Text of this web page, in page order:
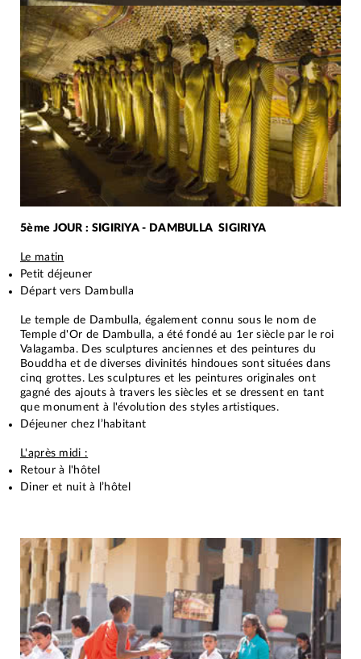
5ème JOUR : SIGIRIYA - DAMBULLA SIGIRIYA
Le matin
Petit déjeuner
Départ vers Dambulla
Le temple de Dambulla, également connu sous le nom de
Temple d'Or de Dambulla, a été fondé au 1er siècle par le roi
Valagamba. Des sculptures anciennes et des peintures du
Bouddha et de diverses divinités hindoues sont situées dans
cinq grottes. Les sculptures et les peintures originales ont
gagné des ajouts à travers les siècles et se dressent en tant
que monument à l'évolution des styles artistiques.
Déjeuner chez l’habitant
L'après midi :
Retour à l'hôtel
Diner et nuit à l’hôtel